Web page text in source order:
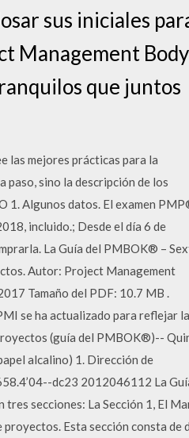
sus iniciales
Management Body
que juntos
las mejores prácticas para la
paso, sino la descripción de los
1. Algunos datos. El examen
incluido.; Desde el día 6 de
La Guía del PMBOK® –
Autor: Project Management
Tamaño del PDF: 10.7 MB .
se ha actualizado para reflejar
(guía del PMBOK®)--
alcalino) 1. Dirección de
dc23 2012046112 La
secciones: La Sección 1, El
Esta sección consta de